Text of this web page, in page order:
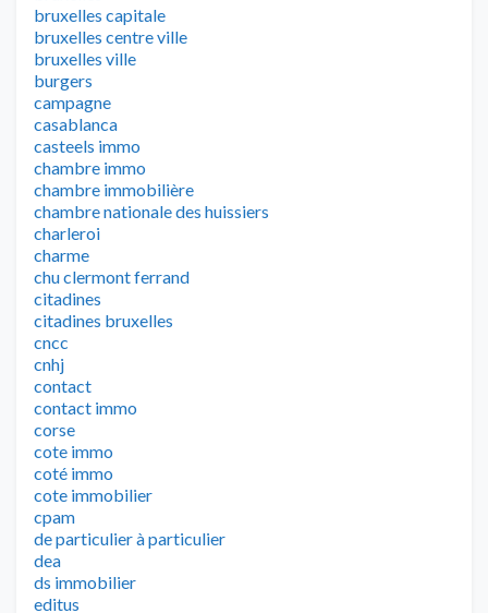
bruxelles capitale
bruxelles centre ville
bruxelles ville
burgers
campagne
casablanca
casteels immo
chambre immo
chambre immobilière
chambre nationale des huissiers
charleroi
charme
chu clermont ferrand
citadines
citadines bruxelles
cncc
cnhj
contact
contact immo
corse
cote immo
coté immo
cote immobilier
cpam
de particulier à particulier
dea
ds immobilier
editus